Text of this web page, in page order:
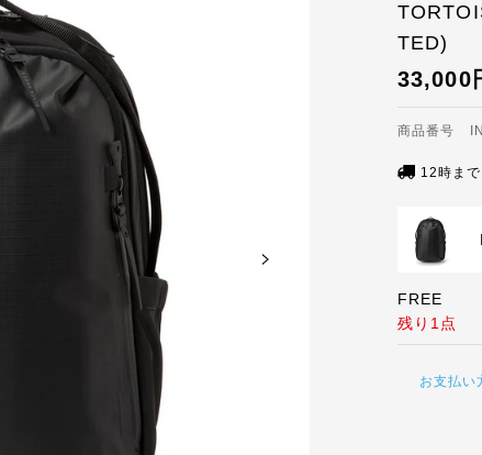
TED)
33,000
商品番号
12時ま
FREE
残り1点
お支払い